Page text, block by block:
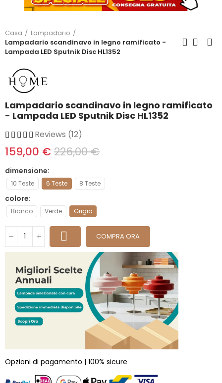
Casa
Lampadario
Lampadario scandinavo in legno ramificato -
Lampada LED Sputnik Disc HL1352
Lampadario scandinavo in legno ramificato
- Lampada LED Sputnik Disc HL1352
Reviews (12)
159,00 € 226,00 €
dimensione
10 Teste 6 Teste 8 Teste
colore
Bianco Verde Grigio
COMPRA ORA
Opzioni di pagamento | 100% sicure